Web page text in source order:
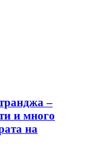
–
и много
на